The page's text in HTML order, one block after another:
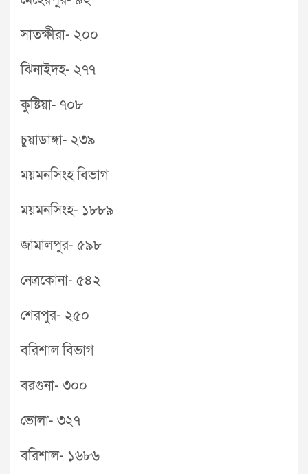
সাতক্ষীরা- ২০০
ঝিনাইদহ- ২৭৭
কুষ্টিয়া- ৭০৮
চুয়াডাঙ্গা- ২৩৯
ময়মনসিংহ বিভাগ
ময়মনসিংহ- ১৮৮৯
জামালপুর- ৫৯৮
নেত্রকোনা- ৫৪২
শেরপুর- ২৫০
বরিশাল বিভাগ
বরগুনা- ৩০০
ভোলা- ৩২৭
বরিশাল- ১৬৮৬